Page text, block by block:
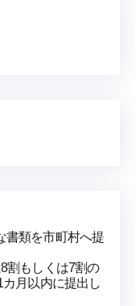
書類を市町村へ提
割もしくは7割の
月以内に提出し